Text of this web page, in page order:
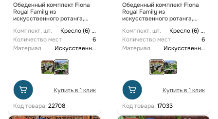
Обеденный комплект Fiona
Royal Family из
искусственного ротанга,
Комплект, шт. Кресло (6) ...
Количество мест
6
Материал
Искусственный ротанг
Купить в 1 клик
Код товара: 22708
Обеденный комплект Fiona
Royal Family из
искусственного ротанга,
Комплект, шт. Кресло (6) ...
Количество мест
6
Материал
Искусственный ротанг
Купить в 1 клик
Код товара: 17033